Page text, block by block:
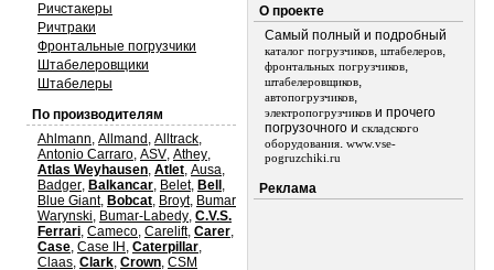
Ричстакеры
Ричтраки
Фронтальные погрузчики
Штабелеровщики
Штабелеры
По производителям
Ahlmann, Allmand , Alltrack,
Antonio Carraro, ASV, Athey,
Atlas Weyhausen, Atlet, Ausa,
Badger, Balkancar, Belet, Bell ,
Blue Giant, Bobcat, Broyt, Bumar
Warynski, Bumar-Labedy, C.V.S.
Ferrari, Cameco, Carelift, Carer,
Case, Case IH , Caterpillar,
Claas, Clark, Crown, CSM
О проекте
Самый полный и подробный
каталог погрузчиков, штабелеров,
фронтальных погрузчиков,
штабелеровщиков,
автопогрузчиков,
электропогрузчиков и прочего
погрузочного и складского
оборудования. www.vse-
pogruzchiki.ru
Реклама